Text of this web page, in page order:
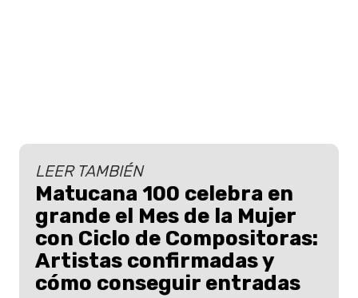
LEER TAMBIÉN
Matucana 100 celebra en
grande el Mes de la Mujer
con Ciclo de Compositoras:
Artistas confirmadas y
cómo conseguir entradas